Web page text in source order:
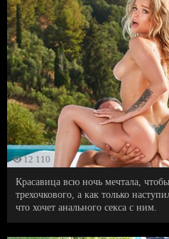
12 110
Красавица всю ночь мечтала,
трехочкового, а как только
что хочет анального секса с ним.